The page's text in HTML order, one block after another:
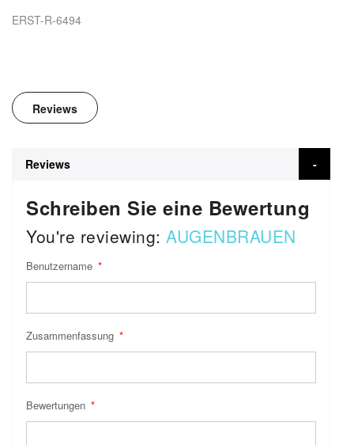
ERST-R-6494
Reviews
Reviews
Schreiben Sie eine Bewertung
You're reviewing: AUGENBRAUEN
Benutzername
Zusammenfassung
Bewertungen